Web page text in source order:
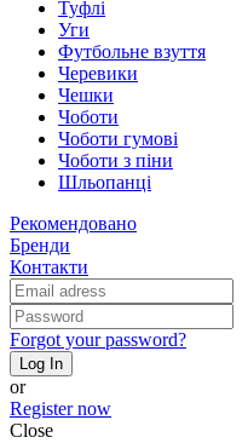
Туфлі
Уги
Футбольне взуття
Черевики
Чешки
Чоботи
Чоботи гумові
Чоботи з піни
Шльопанці
Рекомендовано
Бренди
Контакти
Forgot your password?
Log In
or
Register now
Close